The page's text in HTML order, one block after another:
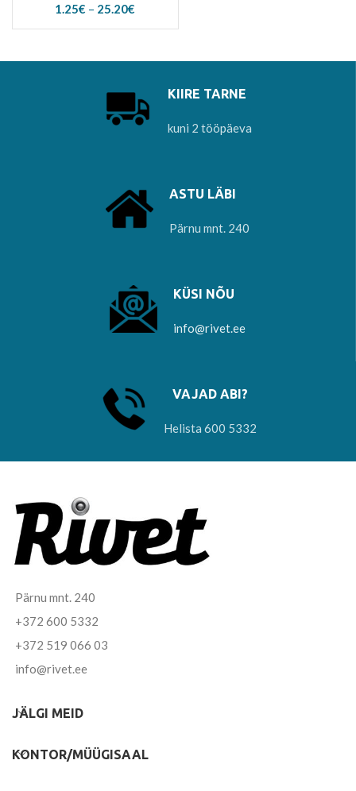
1.25€ – 25.20€
KIIRE TARNE
kuni 2 tööpäeva
ASTU LÄBI
Pärnu mnt. 240
KÜSI NÕU
info@rivet.ee
VAJAD ABI?
Helista 600 5332
Pärnu mnt. 240
+372 600 5332
+372 519 066 03
info@rivet.ee
JÄLGI MEID
KONTOR/MÜÜGISAAL